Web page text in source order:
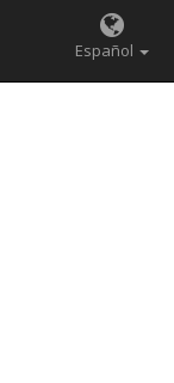
Español